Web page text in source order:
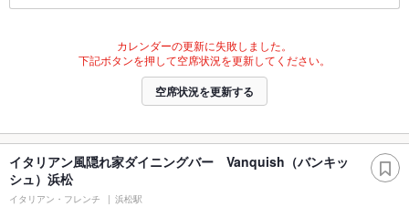
カレンダーの更新に失敗しました。
下記ボタンを押して空席状況を更新してください。
空席状況を更新する
イタリアン風隠れ家ダイニングバー Vanquish（バンキッ
シュ）浜松
イタリアン・フレンチ 浜松駅